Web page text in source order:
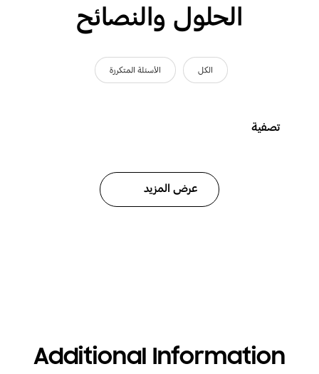
الحلول والنصائح
الكل الأسئلة المتكررة
تصفية
عرض المزيد
Additional Information